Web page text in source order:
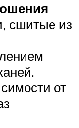
сшитые из
от